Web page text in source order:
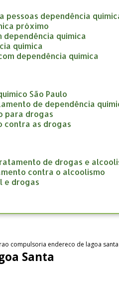
pessoas dependência
próximo
dependência química
química
dependência química
São Paulo
de dependência
para drogas
contra as drogas
tratamento de drogas e
contra o alcoolismo
e drogas
compulsoria endereco de lagoa santa
Santa